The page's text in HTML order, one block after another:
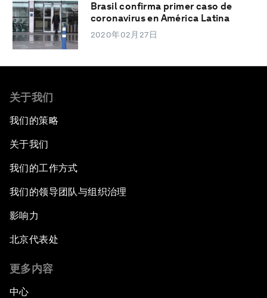
Brasil confirma primer caso de
coronavirus en América Latina
2020年02月27日
关于我们
我们的策略
关于我们
我们的工作方式
我们的领导团队与组织治理
影响力
北京代表处
更多内容
中心